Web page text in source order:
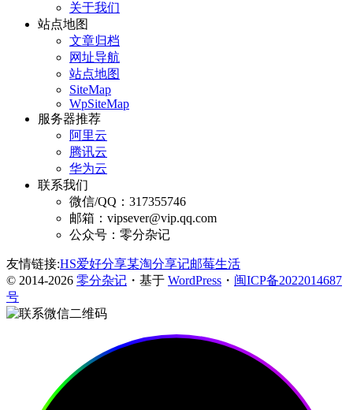
关于我们
站点地图
文章归档
网址导航
站点地图
SiteMap
WpSiteMap
服务器推荐
阿里云
腾讯云
华为云
联系我们
微信/QQ：317355746
邮箱：vipsever@vip.qq.com
公众号：零分杂记
友情链接:HS爱好分享某淘分享记邮莓生活
© 2014-2026 零分杂记 ・基于 WordPress ・ 闽ICP备2022014687
号